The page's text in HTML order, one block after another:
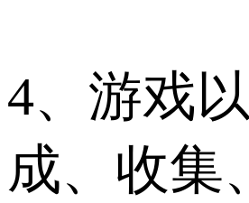
4、游戏
成、收集